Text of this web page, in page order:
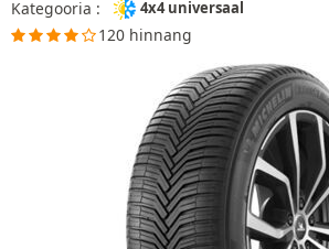
Kategooria : 4x4 universaal
120 hinnang